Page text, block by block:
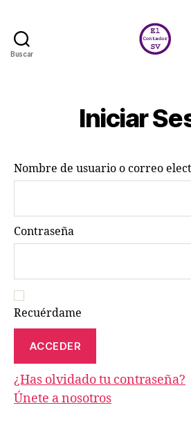
Buscar
Iniciar
Nombre de usuario o correo
Contraseña
Recuérdame
¿Has olvidado tu contraseña?
Únete a nosotros